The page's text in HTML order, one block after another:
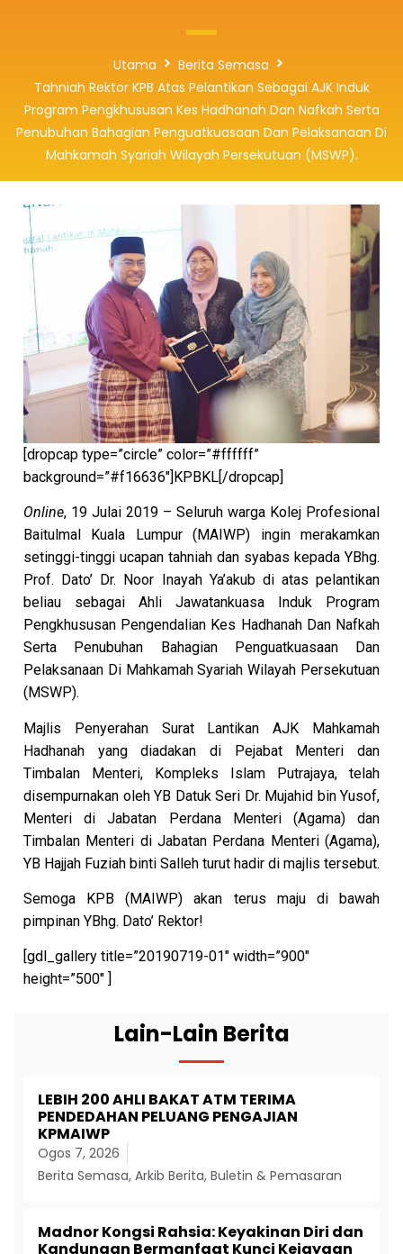
Utama
Berita Semasa
Tahniah Rektor KPB Atas Pelantikan Sebagai AJK Induk
Program Pengkhususan Kes Hadhanah Dan Nafkah Serta
Penubuhan Bahagian Penguatkuasaan Dan Pelaksanaan Di
Mahkamah Syariah Wilayah Persekutuan (MSWP).
[dropcap type=”circle” color=”#ffffff”
background=”#f16636″]KPBKL[/dropcap]
Online, 19 Julai 2019 – Seluruh warga Kolej Profesional
Baitulmal Kuala Lumpur (MAIWP) ingin merakamkan
setinggi-tinggi ucapan tahniah dan syabas kepada YBhg.
Prof. Dato’ Dr. Noor Inayah Ya’akub di atas pelantikan
beliau sebagai Ahli Jawatankuasa Induk Program
Pengkhususan Pengendalian Kes Hadhanah Dan Nafkah
Serta Penubuhan Bahagian Penguatkuasaan Dan
Pelaksanaan Di Mahkamah Syariah Wilayah Persekutuan
(MSWP).
Majlis Penyerahan Surat Lantikan AJK Mahkamah
Hadhanah yang diadakan di Pejabat Menteri dan
Timbalan Menteri, Kompleks Islam Putrajaya, telah
disempurnakan oleh YB Datuk Seri Dr. Mujahid bin Yusof,
Menteri di Jabatan Perdana Menteri (Agama) dan
Timbalan Menteri di Jabatan Perdana Menteri (Agama),
YB Hajjah Fuziah binti Salleh turut hadir di majlis tersebut.
Semoga KPB (MAIWP) akan terus maju di bawah
pimpinan YBhg. Dato’ Rektor!
[gdl_gallery title=”20190719-01″ width=”900″
height=”500″ ]
Lain-Lain Berita
LEBIH 200 AHLI BAKAT ATM TERIMA
PENDEDAHAN PELUANG PENGAJIAN
KPMAIWP
Ogos 7, 2026
Berita Semasa, Arkib Berita, Buletin & Pemasaran
Madnor Kongsi Rahsia: Keyakinan Diri dan
Kandungan Bermanfaat Kunci Kejayaan